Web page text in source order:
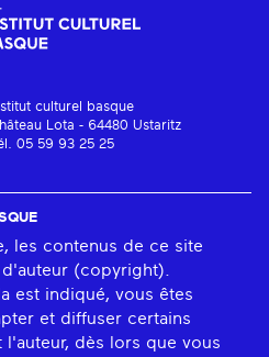
culturel basque
Lota - 64480 Ustaritz
05 59 93 25 25
les contenus de ce site
(copyright).
est indiqué, vous êtes
et diffuser certains
dès lors que vous